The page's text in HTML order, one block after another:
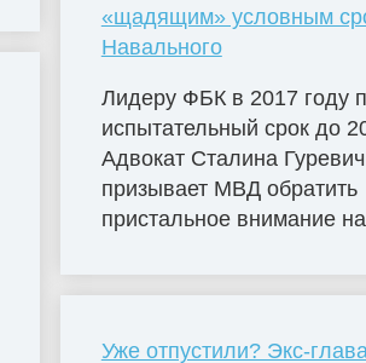
«щадящим» условным
Навального
Лидеру ФБК в 2017 году
испытательный срок до
Адвокат Сталина
призывает МВД обратить
пристальное внимание
Уже отпустили? Экс-глава